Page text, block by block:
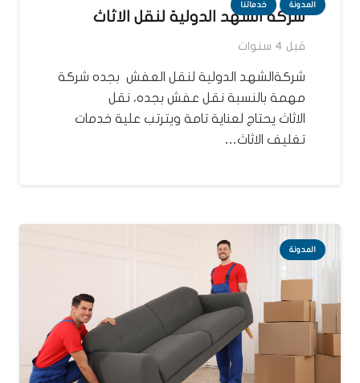
المدونة خدماتنا
شركة الشهد الدولية لنقل الاثاث
قبل 4 سنوات
شركةالشهد الدولية لنقل العفش بجده شركة
مهمة بالنسبة نقل عفش بجده، نقل
الاثاث يحتاج لعناية تامة ويترتب علية خدمات
تغليف الاثاث…
المدونة